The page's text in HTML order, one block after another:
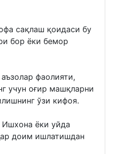
сақлаш қоидаси бу
бор ёки бемор
фаолияти,
учун оғир машқларни
ўзи кифоя.
ёки уйда
доим ишлатишдан